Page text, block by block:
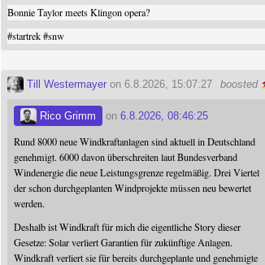
Bonnie Taylor meets Klingon opera?
#startrek #snw
boosted
Till Westermayer on 6.8.2026, 15:07:27
Rico Grimm on6.8.2026, 08:46:25
Rund 8000 neue Windkraftanlagen sind aktuell in Deutschland
genehmigt. 6000 davon überschreiten laut Bundesverband
Windenergie die neue Leistungsgrenze regelmäßig. Drei Viertel
der schon durchgeplanten Windprojekte müssen neu bewertet
werden.
Deshalb ist Windkraft für mich die eigentliche Story dieser
Gesetze: Solar verliert Garantien für zukünftige Anlagen.
Windkraft verliert sie für bereits durchgeplante und genehmigte